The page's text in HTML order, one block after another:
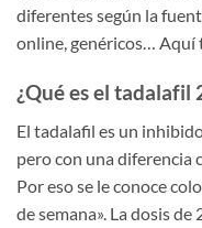
diferentes según la
online, genéricos… Aquí
¿Qué es el tadalafil
El tadalafil es un
pero con una diferencia
Por eso se le conoce
de semana». La dosis